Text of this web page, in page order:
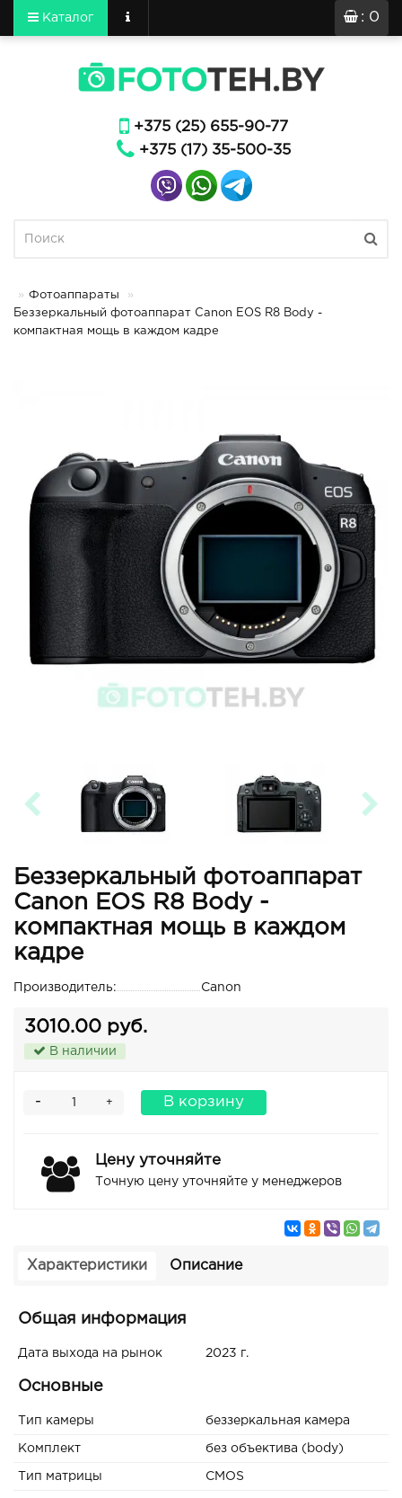
: 0
Каталог
+375 (25) 655-90-77
+375 (17) 35-500-35
Фотоаппараты
Беззеркальный фотоаппарат Canon EOS R8 Body -
компактная мощь в каждом кадре
Беззеркальный фотоаппарат
Canon EOS R8 Body -
компактная мощь в каждом
кадре
Производитель: Canon
3010.00 руб.
В наличии
+
- В корзину
Цену уточняйте
Точную цену уточняйте у менеджеров
Характеристики Описание
Общая информация
Дата выхода на рынок 2023 г.
Основные
Тип камеры беззеркальная камера
Комплект без объектива (body)
Тип матрицы CMOS